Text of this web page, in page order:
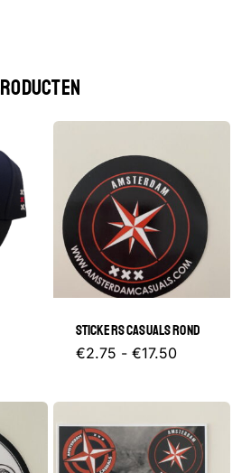
STICKERS CASUALS ROND
€2.75 - €17.50Prijsklasse:
Dit
variaties.